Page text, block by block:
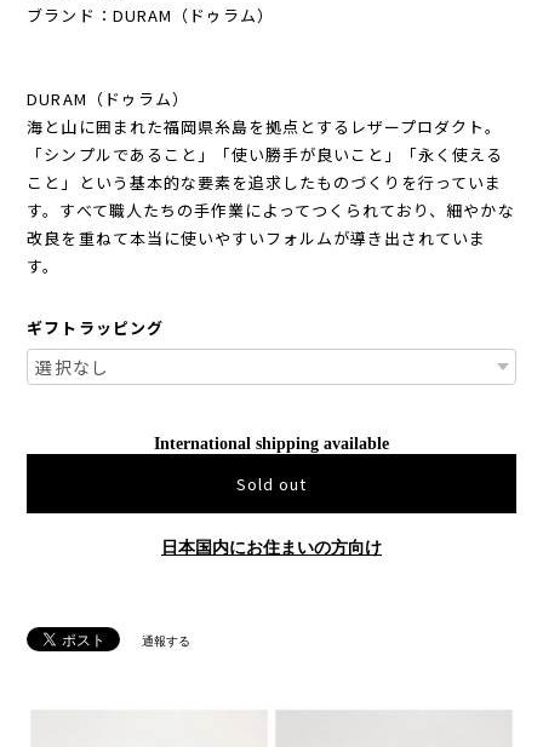
ブランド：DURAM（ドゥラム）
DURAM（ドゥラム）
海と山に囲まれた福岡県糸島を拠点とするレザープロダクト。
「シンプルであること」「使い勝手が良いこと」「永く使える
こと」という基本的な要素を追求したものづくりを行っていま
す。すべて職人たちの手作業によってつくられており、細やかな
改良を重ねて本当に使いやすいフォルムが導き出されていま
す。
ギフトラッピング
International shipping available
Sold out
日本国内にお住まいの方向け
通報する